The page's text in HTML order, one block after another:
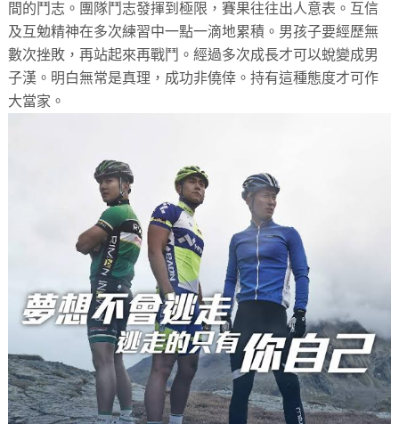
間的鬥志。團隊鬥志發揮到極限，賽果往往出人意表。互信
及互勉精神在多次練習中一點一滴地累積。男孩子要經歷無
數次挫敗，再站起來再戰鬥。經過多次成長才可以蛻變成男
子漢。明白無常是真理，成功非僥倖。持有這種態度才可作
大當家。